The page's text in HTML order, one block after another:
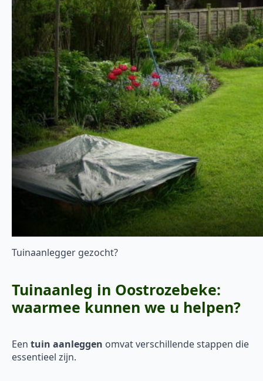
Tuinaanlegger gezocht?
Tuinaanleg in Oostrozebeke:
waarmee kunnen we u helpen?
Een tuin aanleggen omvat verschillende stappen die
essentieel zijn.